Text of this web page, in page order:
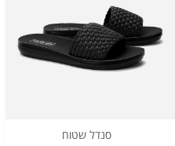
סנדל שטוח